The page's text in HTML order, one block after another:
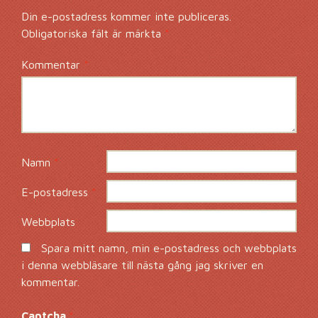
Din e-postadress kommer inte publiceras.
Obligatoriska fält är märkta*
Kommentar*
Namn*
E-postadress*
Webbplats
Spara mitt namn, min e-postadress och webbplats
i denna webbläsare till nästa gång jag skriver en
kommentar.